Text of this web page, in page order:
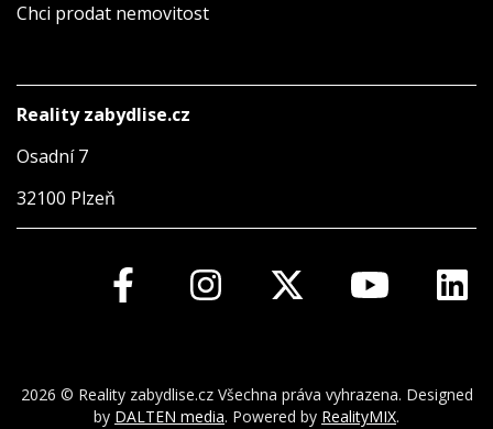
Chci prodat nemovitost
Reality zabydlise.cz
Osadní 7
32100 Plzeň
2026 © Reality zabydlise.cz Všechna práva vyhrazena. Designed
by DALTEN media. Powered by RealityMIX.